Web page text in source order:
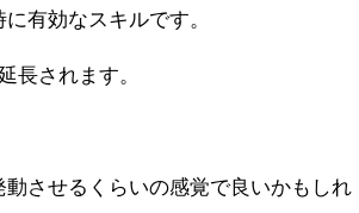
有効なスキルです。
長されます。
させるくらいの感覚で良いかもしれ